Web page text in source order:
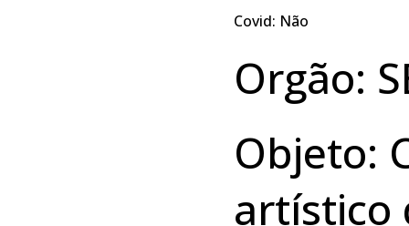
Covid: Não
Orgão:
Objeto:
artístico